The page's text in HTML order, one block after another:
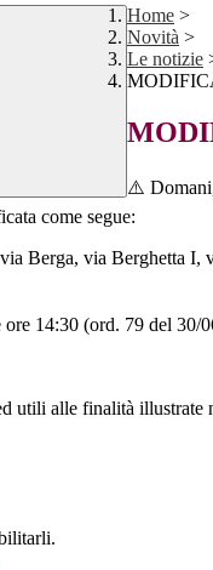
Home >
Novità >
Le notizie
⚠️
come segue:
Berga, via Berghetta I,
14:30 (ord. 79 del 30/
utili alle finalità illustrate